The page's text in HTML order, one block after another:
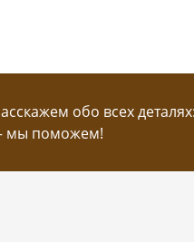
обо всех
мы поможем!